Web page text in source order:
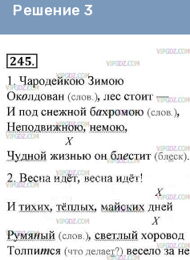
Решение 3